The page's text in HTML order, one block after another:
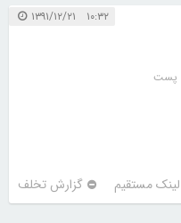
۱۰:۳۲ ۱۳۹۱/۱۲/۲۱
لینک مستقیم گزارش تخلف